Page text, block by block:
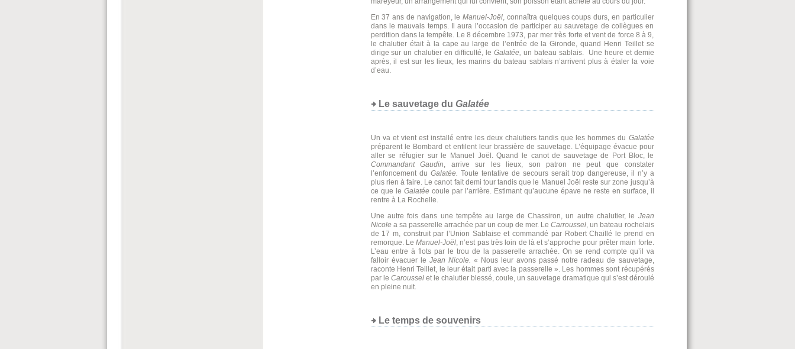
En 37 ans de navigation, le Manuel-Joël, connaîtra quelques coups durs, en particulier
dans le mauvais temps. Il aura l’occasion de participer au sauvetage de collègues en
perdition dans la tempête. Le 8 décembre 1973, par mer très forte et vent de force 8 à 9,
le chalutier était à la cape au large de l’entrée de la Gironde, quand Henri Teillet se
dirige sur un chalutier en difficulté, leGalatée, un bateau sablais. Une heure et demie
après, il est sur les lieux, les marins du bateau sablais n’arrivent plus à étaler la voie
d’eau.
Le sauvetage du Galatée
Un va et vient est installé entre les deux chalutiers tandis que les hommes du Galatée
préparent le Bombard et enfilent leur brassière de sauvetage. L’équipage évacue pour
aller se réfugier sur le Manuel Joël. Quand le canot de sauvetage de Port Bloc, le
Commandant Gaudin, arrive sur les lieux, son patron ne peut que constater
l’enfoncement du Galatée. Toute tentative de secours serait trop dangereuse, il n’y a
plus rien à faire. Le canot fait demi tour tandis que le Manuel Joël reste sur zone jusqu’à
ce que le Galatéecoule par l’arrière. Estimant qu’aucune épave ne reste en surface, il
rentre à La Rochelle.
Une autre fois dans une tempête au large de Chassiron, un autre chalutier, le Jean
Nicolea sa passerelle arrachée par un coup de mer. LeCarroussel, un bateau rochelais
de 17 m, construit par l’Union Sablaise et commandé par Robert Chaillé le prend en
remorque. LeManuel-Joël, n’est pas très loin de là et s’approche pour prêter main forte.
L’eau entre à flots par le trou de la passerelle arrachée. On se rend compte qu’il va
falloir évacuer le Jean Nicole. « Nous leur avons passé notre radeau de sauvetage,
raconte Henri Teillet, le leur était parti avec la passerelle ». Les hommes sont récupérés
par le Carousselet le chalutier blessé, coule, un sauvetage dramatique qui s’est déroulé
en pleine nuit.
Le temps de souvenirs